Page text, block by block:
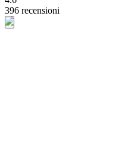
396 recensioni